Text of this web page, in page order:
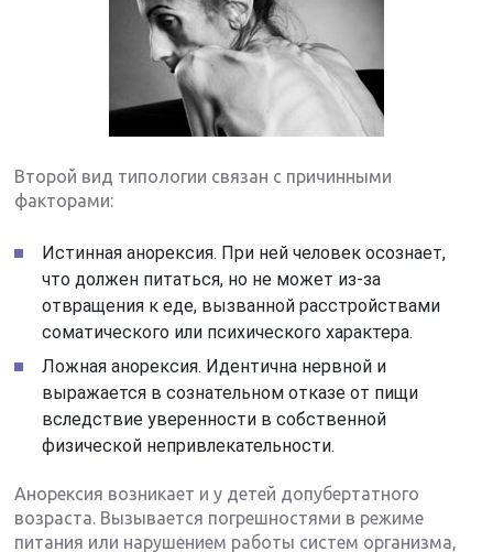
Второй вид типологии связан с причинными
факторами:
Истинная анорексия. При ней человек осознает,
что должен питаться, но не может из-за
отвращения к еде, вызванной расстройствами
соматического или психического характера.
Ложная анорексия. Идентична нервной и
выражается в сознательном отказе от пищи
вследствие уверенности в собственной
физической непривлекательности.
Анорексия возникает и у детей допубертатного
возраста. Вызывается погрешностями в режиме
питания или нарушением работы систем организма,